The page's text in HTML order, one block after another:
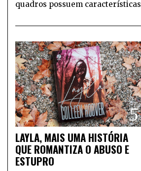
quadros possuem características
5
LAYLA, MAIS UMA HISTÓRIA
QUE ROMANTIZA O ABUSO E
ESTUPRO